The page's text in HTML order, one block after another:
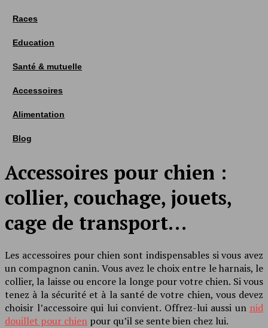
Races
Education
Santé & mutuelle
Accessoires
Alimentation
Blog
Accessoires pour chien :
collier, couchage, jouets,
cage de transport…
Les accessoires pour chien sont indispensables si vous avez
un compagnon canin. Vous avez le choix entre le harnais, le
collier, la laisse ou encore la longe pour votre chien. Si vous
tenez à la sécurité et à la santé de votre chien, vous devez
choisir l’accessoire qui lui convient. Offrez-lui aussi un nid
douillet pour chien pour qu’il se sente bien chez lui.